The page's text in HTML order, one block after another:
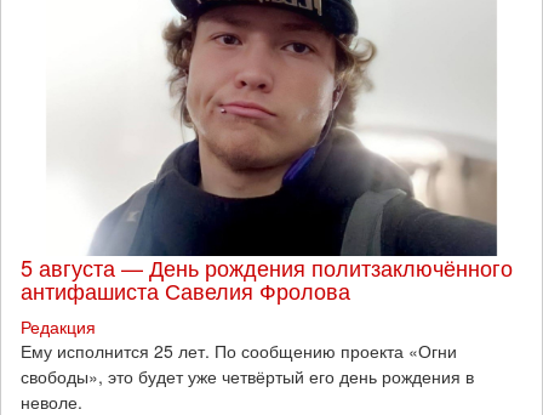
5 августа — День рождения политзаключённого
антифашиста Савелия Фролова
Редакция
Ему исполнится 25 лет. По сообщению проекта «Огни
свободы», это будет уже четвёртый его день рождения в
неволе.